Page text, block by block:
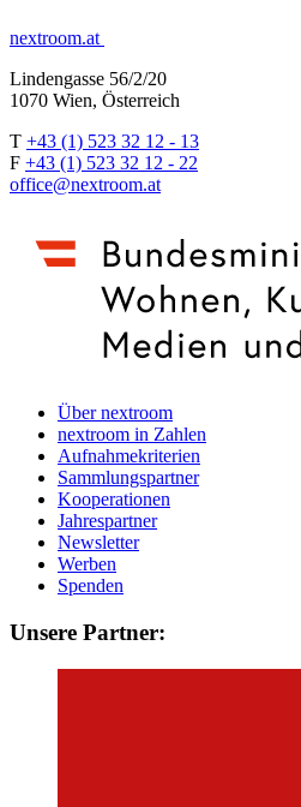
nextroom.at
Lindengasse 56/2/20
1070 Wien, Österreich
T +43 (1) 523 32 12 - 13
F +43 (1) 523 32 12 - 22
office@nextroom.at
Über nextroom
nextroom in Zahlen
Aufnahmekriterien
Sammlungspartner
Kooperationen
Jahrespartner
Newsletter
Werben
Spenden
Unsere Partner: